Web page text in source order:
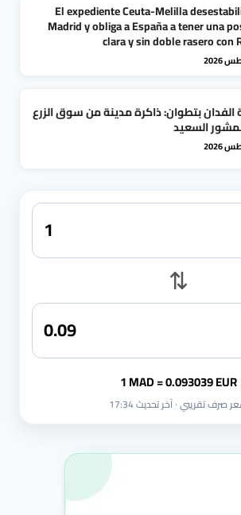
`El expediente Ceuta-Melilla
Madrid y obliga a España a tener una
clara y sin doble rasero con
بتطوان: ذاكرة مدينة من سوق الزرع
السعيد
⇅
1 MAD = 0.093039 EUR
صرف تقريبي · آخر تحديث 17:34